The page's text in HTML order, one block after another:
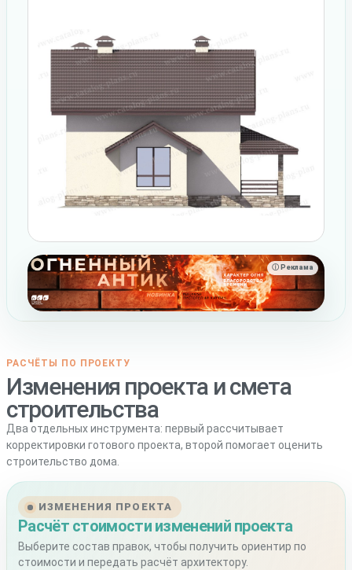
ⓘ Реклама
РАСЧЁТЫ ПО ПРОЕКТУ
Изменения проекта и смета
строительства
Два отдельных инструмента: первый рассчитывает
корректировки готового проекта, второй помогает оценить
строительство дома.
ИЗМЕНЕНИЯ ПРОЕКТА
Расчёт стоимости изменений проекта
Выберите состав правок, чтобы получить ориентир по
стоимости и передать расчёт архитектору.